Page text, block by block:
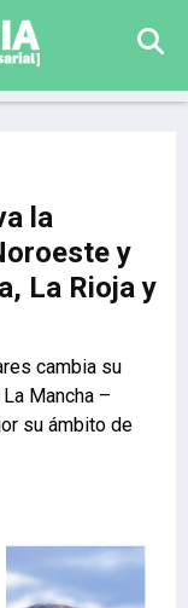
la
y
La Rioja y
cambia su
Mancha –
su ámbito de